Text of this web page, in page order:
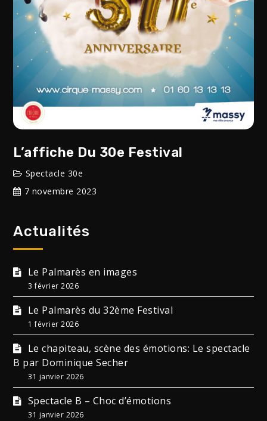
L’affiche Du 30e Festival
Spectacle 30e
7 novembre 2023
Actualités
Le Palmarès en images
3 février 2026
Le Palmarès du 32ème Festival
1 février 2026
Le chapiteau, scène des émotions: Le spectacle
B par Dominique Secher
31 janvier 2026
Spectacle B – Choc d’émotions
31 janvier 2026